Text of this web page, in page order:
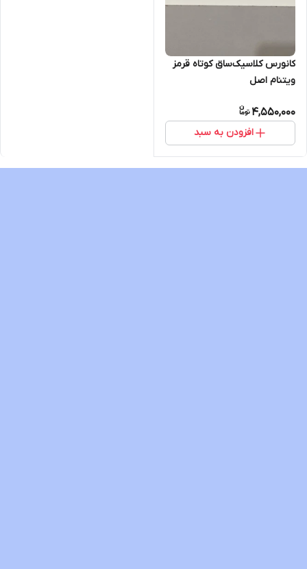
کانورس کلاسیک‌ساق کوتاه قرمز
ویتنام اصل
4,550,000
افزودن به سبد